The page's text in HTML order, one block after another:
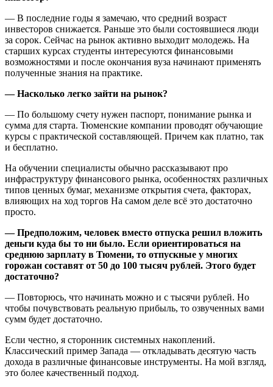
— В последние годы я замечаю, что средний возраст
инвесторов снижается. Раньше это были состоявшиеся люди
за сорок. Сейчас на рынок активно выходит молодежь. На
старших курсах студенты интересуются финансовыми
возможностями и после окончания вуза начинают применять
полученные знания на практике.
— Насколько легко зайти на рынок?
— По большому счету нужен паспорт, понимание рынка и
сумма для старта. Тюменские компании проводят обучающие
курсы с практической составляющей. Причем как платно, так
и бесплатно.
На обучении специалисты обычно рассказывают про
инфраструктуру финансового рынка, особенностях различных
типов ценных бумаг, механизме открытия счета, факторах,
влияющих на ход торгов На самом деле всё это достаточно
просто.
— Предположим, человек вместо отпуска решил вложить
деньги куда бы то ни было. Если ориентироваться на
среднюю зарплату в Тюмени, то отпускные у многих
горожан составят от 50 до 100 тысяч рублей. Этого будет
достаточно?
— Повторюсь, что начинать можно и с тысячи рублей. Но
чтобы почувствовать реальную прибыль, то озвученных вами
сумм будет достаточно.
Если честно, я сторонник системных накоплений.
Классический пример Запада — откладывать десятую часть
дохода в различные финансовые инструменты. На мой взгляд,
это более качественный подход.